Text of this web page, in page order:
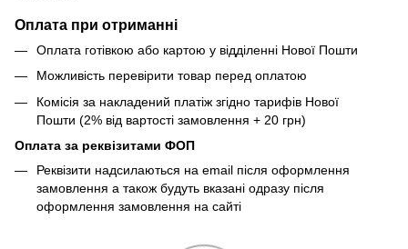
Оплата при отриманні
Оплата готівкою або картою у відділенні Нової Пошти
Можливість перевірити товар перед оплатою
Комісія за накладений платіж згідно тарифів Нової
Пошти (2% від вартості замовлення + 20 грн)
Оплата за реквізитами ФОП
Реквізити надсилаються на email після оформлення
замовлення а також будуть вказані одразу після
оформлення замовлення на сайті